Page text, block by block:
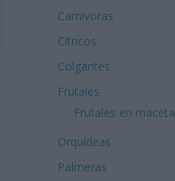
Carnívoras
Cítricos
Colgantes
Frutales
Frutales en maceta
Orquídeas
Palmeras